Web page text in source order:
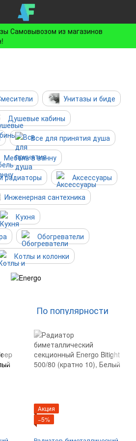
Самовывозом из магазинов
Унитазы и биде
Душевые кабины
Все для принятия душа
Мебель в ванну
радиаторы
Аксессуары
Инженерная сантехника
Кухня
Обогреватели
Котлы и колонки
По популярности
Акция
−5%